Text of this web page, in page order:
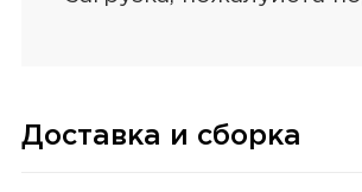
Доставка и сборка